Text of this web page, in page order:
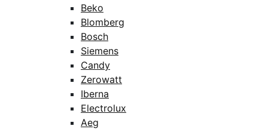
Beko
Blomberg
Bosch
Siemens
Candy
Zerowatt
Iberna
Electrolux
Aeg